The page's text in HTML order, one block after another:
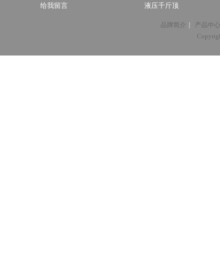
给我留言
液压千斤顶
品牌简介 |
产品中心